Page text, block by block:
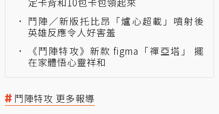
鬥陣／新版托比昂「爐心超載」噴射後
英雄反應令人好害羞
《鬥陣特攻》新款 figma「禪亞塔」 擺
在家體悟心靈祥和
鬥陣特攻 更多報導